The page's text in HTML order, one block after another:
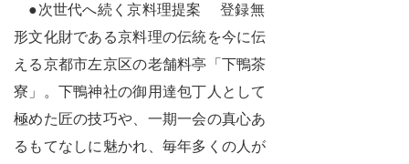
●次世代へ続く京料理提案 登録無
形文化財である京料理の伝統を今に伝
える京都市左京区の老舗料亭「下鴨茶
寮」。下鴨神社の御用達包丁人として
極めた匠の技巧や、一期一会の真心あ
るもてなしに魅かれ、毎年多くの人が